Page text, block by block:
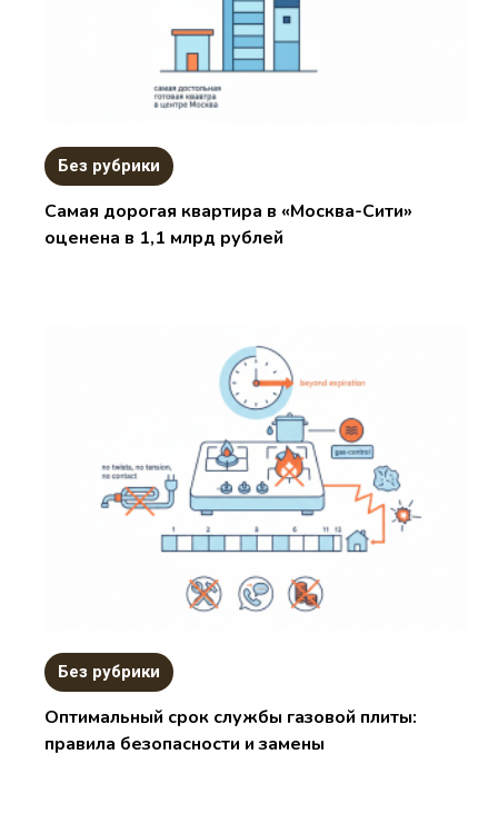
Без рубрики
Самая дорогая квартира в «Москва-Сити»
оценена в 1,1 млрд рублей
Без рубрики
Оптимальный срок службы газовой плиты:
правила безопасности и замены